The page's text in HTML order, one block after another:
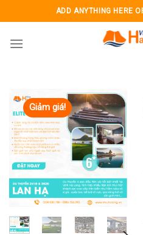
to
content
ADD ANYTHING HERE
Giảm giá!